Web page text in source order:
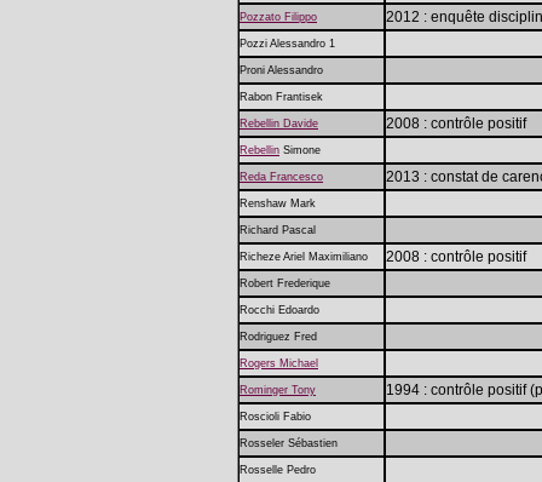
Pozzato Filippo 2012 : enquête
Pozzi Alessandro 1
Proni Alessandro
Rabon Frantisek
Rebellin Davide 2008 : contrôle positif
Rebellin Simone
Reda Francesco 2013 : constat de
Renshaw Mark
Richard Pascal
Richeze Ariel Maximiliano 2008 : contrôle positif
Robert Frederique
Rocchi Edoardo
Rodriguez Fred
Rogers Michael
Rominger Tony 1994 : contrôle positif
Roscioli Fabio
Rosseler Sébastien
Rosselle Pedro